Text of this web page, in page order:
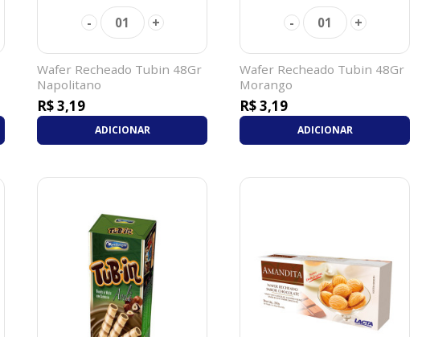
- 01 +
Wafer Recheado Tubin 48Gr
Napolitano
R$ 3,19
ADICIONAR
- 01 +
Wafer Recheado Tubin 48Gr
Morango
R$ 3,19
ADICIONAR